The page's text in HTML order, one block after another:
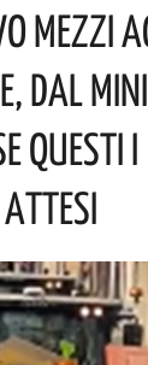
Mezzi
Dal
Questi I